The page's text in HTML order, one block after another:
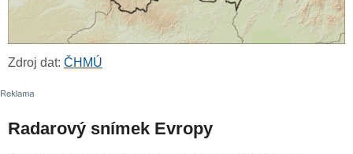
Zdroj dat: ČHMÚ
Radarový snímek Evropy